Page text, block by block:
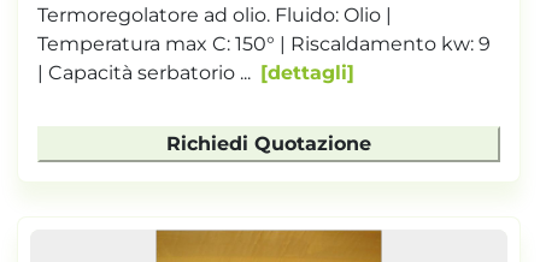
Termoregolatore ad olio. Fluido: Olio |
Temperatura max C: 150° | Riscaldamento kw: 9
| Capacità serbatorio ...
dettagli
Richiedi Quotazione